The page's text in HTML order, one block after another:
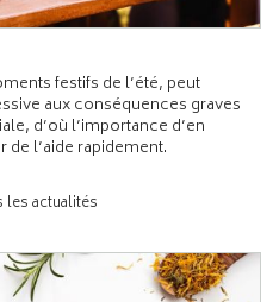
festifs de l’été, peut
aux conséquences graves
d’où l’importance d’en
l’aide rapidement.
les actualités